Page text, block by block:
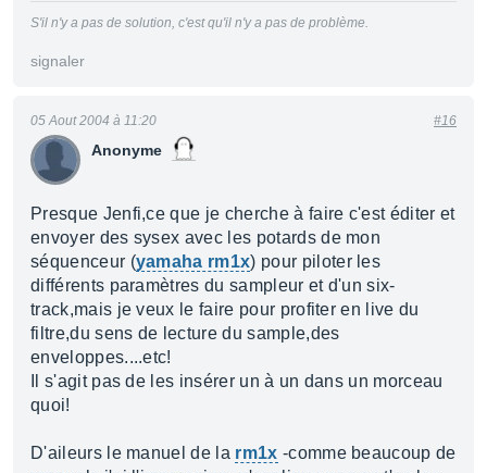
S'il n'y a pas de solution, c'est qu'il n'y a pas de problème.
signaler
Anonyme
05 Aout 2004 à 11:20 #16
Presque Jenfi,ce que je cherche à faire c'est éditer et
envoyer des sysex avec les potards de mon
séquenceur (yamaha rm1x) pour piloter les
différents paramètres du sampleur et d'un six-
track,mais je veux le faire pour profiter en live du
filtre,du sens de lecture du sample,des
enveloppes....etc!
Il s'agit pas de les insérer un à un dans un morceau
quoi!
D'aileurs le manuel de la rm1x -comme beaucoup de